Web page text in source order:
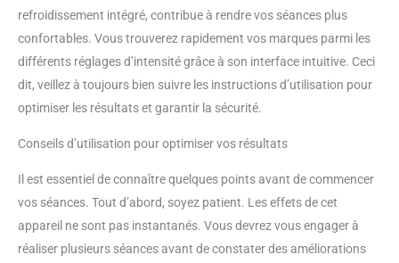
refroidissement intégré, contribue à rendre vos séances plus
confortables. Vous trouverez rapidement vos marques parmi les
différents réglages d’intensité grâce à son interface intuitive. Ceci
dit, veillez à toujours bien suivre les instructions d’utilisation pour
optimiser les résultats et garantir la sécurité.
Conseils d’utilisation pour optimiser vos résultats
Il est essentiel de connaître quelques points avant de commencer
vos séances. Tout d’abord, soyez patient. Les effets de cet
appareil ne sont pas instantanés. Vous devrez vous engager à
réaliser plusieurs séances avant de constater des améliorations